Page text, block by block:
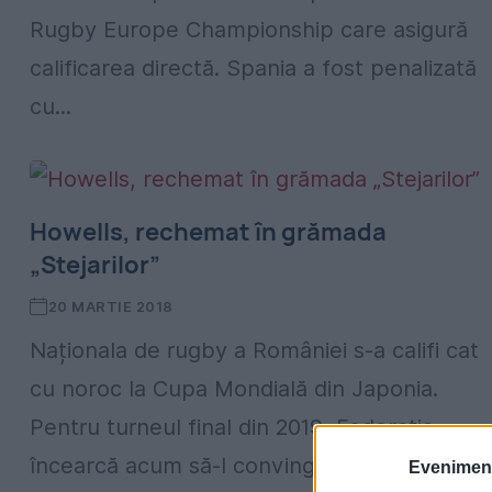
Rugby Europe Championship care asigură
calificarea directă. Spania a fost penalizată
cu...
Howells, rechemat în grămada
„Stejarilor”
20 MARTIE 2018
Naționala de rugby a României s-a califi cat
cu noroc la Cupa Mondială din Japonia.
Pentru turneul final din 2019, Federația
încearcă acum să-l convingă pe